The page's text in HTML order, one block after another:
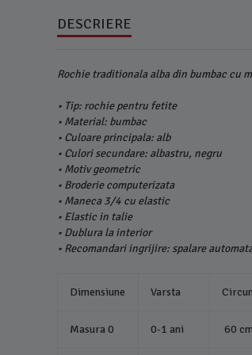
DESCRIERE
Rochie traditionala alba din bumbac cu
• Tip: rochie pentru fetite
• Material: bumbac
• Culoare principala: alb
• Culori secundare: albastru, negru
• Motiv geometric
• Broderie computerizata
• Maneca 3/4 cu elastic
• Elastic in talie
• Dublura la interior
• Recomandari ingrijire: spalare
Dimensiune Varsta
Masura 0 0-1 ani 60 cm